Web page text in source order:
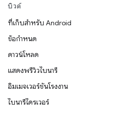
บิวด์
ที่เก็บสำหรับ Android
ข้อกำหนด
ดาวน์โหลด
แสดงพรีวิวไบนารี
อิมเมจเวอร์ชันโรงงาน
ไบนารีไดรเวอร์